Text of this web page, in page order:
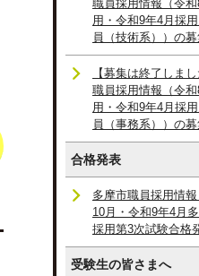
職員採用情報（令
用・令和9年4月採
員（技術系））の
【募集は終了しま
職員採用情報（令
用・令和9年4月採
員（事務系））の
合格発表
多摩市職員採用情
10月・令和9年4月
採用第3次試験合格
受験生の皆さまへ